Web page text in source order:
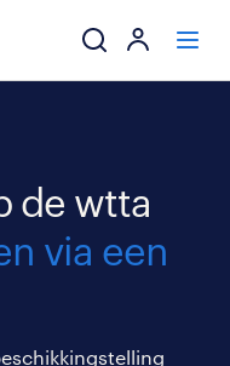
werkgevers
mijn carrière
de wtta
via een